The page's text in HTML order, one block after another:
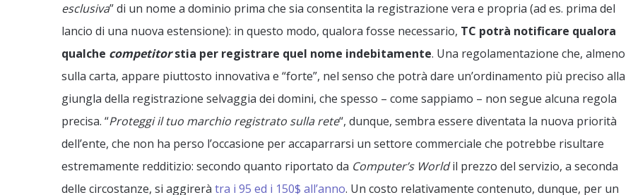
esclusiva” di un nome a dominio prima che sia consentita la registrazione vera e propria (ad es. prima del
lancio di una nuova estensione): in questo modo, qualora fosse necessario, TC potrà notificare qualora
qualche competitorstia per registrare quel nome indebitamente. Una regolamentazione che, almeno
sulla carta, appare piuttosto innovativa e “forte”, nel senso che potrà dare un’ordinamento più preciso alla
giungla della registrazione selvaggia dei domini, che spesso – come sappiamo – non segue alcuna regola
precisa. “Proteggi il tuo marchio registrato sulla rete“, dunque, sembra essere diventata la nuova priorità
dell’ente, che non ha perso l’occasione per accaparrarsi un settore commerciale che potrebbe risultare
estremamente redditizio: secondo quanto riportato da Computer’s Worldil prezzo del servizio, a seconda
delle circostanze, si aggirerà tra i 95 ed i 150$ all’anno. Un costo relativamente contenuto, dunque, per un